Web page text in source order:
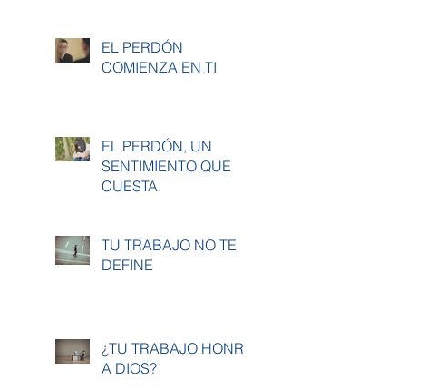
EL PERDÓN
COMIENZA EN TI
EL PERDÓN, UN
SENTIMIENTO QUE
CUESTA.
TU TRABAJO NO TE
DEFINE
¿TU TRABAJO HONRA
A DIOS?